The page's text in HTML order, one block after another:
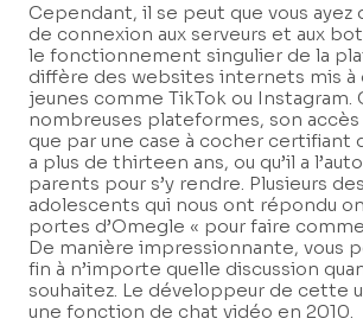
Cependant, il se peut que vous
de connexion aux serveurs et aux
le fonctionnement singulier de la
diffère des websites internets mis à
jeunes comme TikTok ou Instagram.
nombreuses plateformes, son
que par une case à cocher certifiant
a plus de thirteen ans, ou qu’il a
parents pour s’y rendre. Plusieurs
adolescents qui nous ont répondu
portes d’Omegle « pour faire
De manière impressionnante, vous
fin à n’importe quelle discussion
souhaitez. Le développeur de cette
une fonction de chat vidéo en 2010.